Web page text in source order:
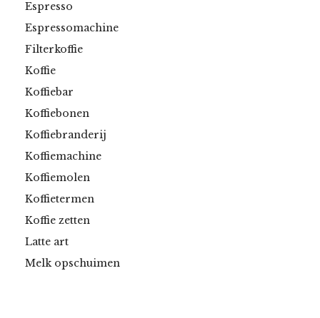
Espresso
Espressomachine
Filterkoffie
Koffie
Koffiebar
Koffiebonen
Koffiebranderij
Koffiemachine
Koffiemolen
Koffietermen
Koffie zetten
Latte art
Melk opschuimen